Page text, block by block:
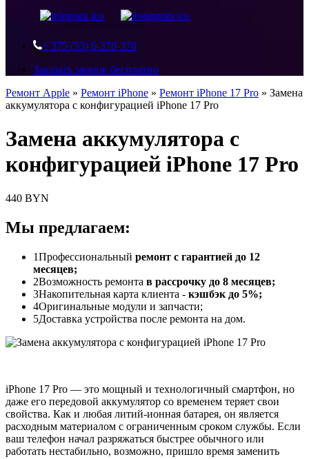
+ 375 (33) 6-370-370
Заказать звонок бесплатно
Ремонт Apple » Ремонт iPhone » Ремонт iPhone 17 Pro » Замена
аккумулятора с конфигурацией iPhone 17 Pro
Замена аккумулятора с
конфигурацией iPhone 17 Pro
440 BYN
Мы предлагаем:
1Профессиональный ремонт с гарантией до 12
месяцев;
2Возможность ремонта в рассрочку до 8 месяцев;
3Накопительная карта клиента - кэшбэк до 5%;
4Оригинальные модули и запчасти;
5Доставка устройства после ремонта на дом.
iPhone 17 Pro — это мощный и технологичный смартфон, но
даже его передовой аккумулятор со временем теряет свои
свойства. Как и любая литий-ионная батарея, он является
расходным материалом с ограниченным сроком службы. Если
ваш телефон начал разряжаться быстрее обычного или
работать нестабильно, возможно, пришло время заменить